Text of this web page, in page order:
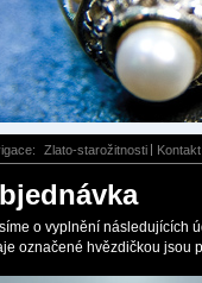
Zlato-starožitnosti Kontakt
o vyplnění následujících
označené hvězdičkou jsou